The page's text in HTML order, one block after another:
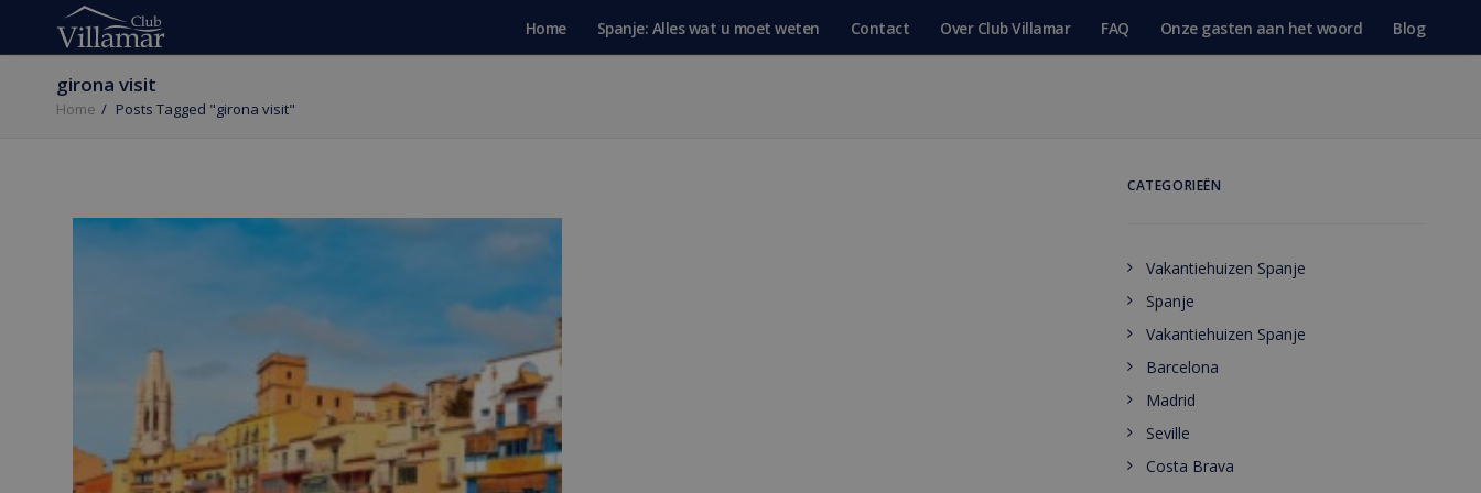
Home Spanje: Alles wat u moet weten Contact Over Club Villamar FAQ Onze gasten aan het woord Blog
girona visit
Home Posts Tagged "girona visit"
CATEGORIEËN
Vakantiehuizen Spanje
Spanje
Vakantiehuizen Spanje
Barcelona
Madrid
Seville
Costa Brava